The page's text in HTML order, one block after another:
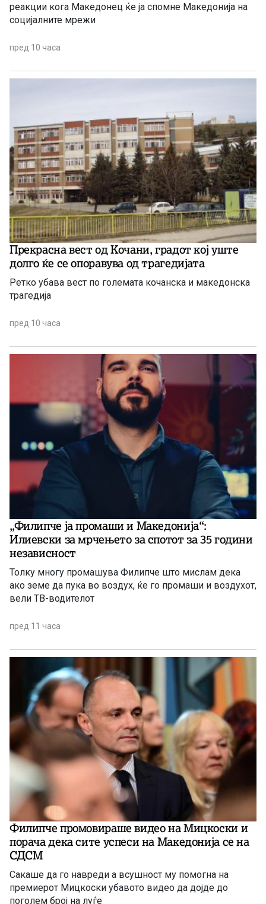
реакции кога Македонец ќе ја спомне Македонија на
социјалните мрежи
пред 10 часа
Прекрасна вест од Кочани, градот кој уште
долго ќе се опоравува од трагедијата
Ретко убава вест по големата кочанска и македонска
трагедија
пред 10 часа
„Филипче ја промаши и Македонија“:
Илиевски за мрчењето за спотот за 35 години
независност
Толку многу промашува Филипче што мислам дека
ако земе да пука во воздух, ќе го промаши и воздухот,
вели ТВ-водителот
пред 11 часа
Филипче промовираше видео на Мицкоски и
порача дека сите успеси на Македонија се на
СДСМ
Сакаше да го навреди а всушност му помогна на
премиерот Мицкоски убавото видео да дојде до
поголем број на луѓе